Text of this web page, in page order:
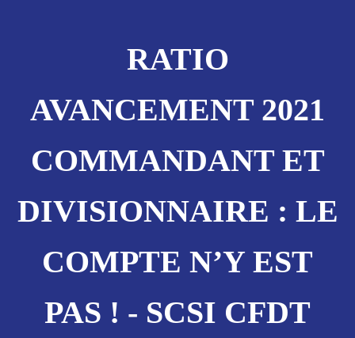
RATIO
AVANCEMENT 2021
COMMANDANT ET
DIVISIONNAIRE : LE
COMPTE N’Y EST
PAS ! - SCSI CFDT